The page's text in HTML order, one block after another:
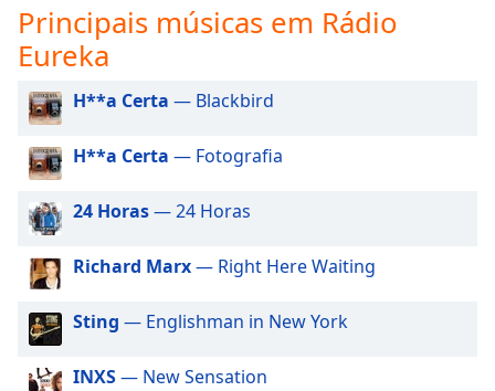
subtitles
settings
dialog
subtitles
off
selected
Track
in-
Picture
This
Principais músicas em Rádio
Eureka
H**a Certa — Blackbird
H**a Certa — Fotografia
24 Horas— 24 Horas
Richard Marx— Right Here Waiting
Sting — Englishman in New York
INXS— New Sensation